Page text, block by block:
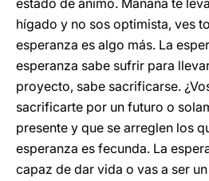
estado de ánimo. Mañana te
hígado y no sos optimista, ves
esperanza es algo más. La
esperanza sabe sufrir para
proyecto, sabe sacrificarse.
sacrificarte por un futuro o
presente y que se arreglen los
esperanza es fecunda. La
capaz de dar vida o vas a ser